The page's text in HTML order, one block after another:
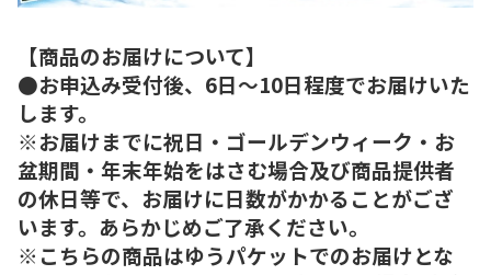
【商品のお届けについて】
●お申込み受付後、6日～10日程度でお届けいた
します。
※お届けまでに祝日・ゴールデンウィーク・お
盆期間・年末年始をはさむ場合及び商品提供者
の休日等で、お届けに日数がかかることがござ
います。あらかじめご了承ください。
※こちらの商品はゆうパケットでのお届けとな